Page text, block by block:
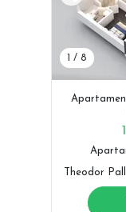
1 / 8
Theodor